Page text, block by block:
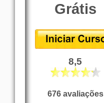
Grátis
8,5
676 avaliações